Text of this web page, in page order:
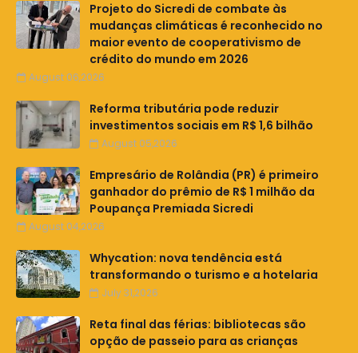
Projeto do Sicredi de combate às
mudanças climáticas é reconhecido no
maior evento de cooperativismo de
crédito do mundo em 2026
August 06,2026
Reforma tributária pode reduzir
investimentos sociais em R$ 1,6 bilhão
August 05,2026
Empresário de Rolândia (PR) é primeiro
ganhador do prêmio de R$ 1 milhão da
Poupança Premiada Sicredi
August 04,2026
Whycation: nova tendência está
transformando o turismo e a hotelaria
July 31,2026
Reta final das férias: bibliotecas são
opção de passeio para as crianças